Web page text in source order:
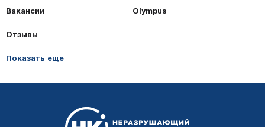
Вакансии
Отзывы
Показать еще
Olympus